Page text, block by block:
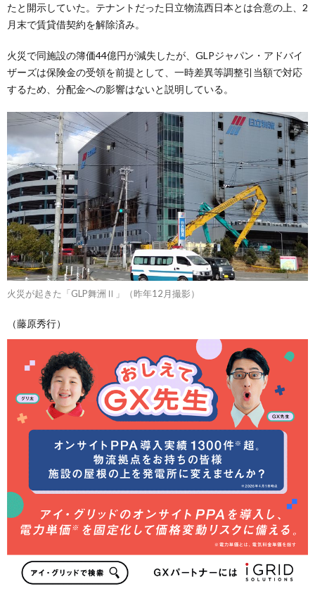
たと開示していた。テナントだった日立物流西日本とは合意の上、2
月末で賃貸借契約を解除済み。
火災で同施設の簿価44億円が減失したが、GLPジャパン・アドバイ
ザーズは保険金の受領を前提として、一時差異等調整引当額で対応
するため、分配金への影響はないと説明している。
火災が起きた「GLP舞洲Ⅱ」（昨年12月撮影）
（藤原秀行）